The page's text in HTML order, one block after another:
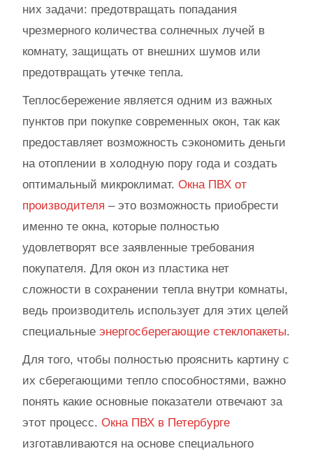
них задачи: предотвращать попадания
чрезмерного количества солнечных лучей в
комнату, защищать от внешних шумов или
предотвращать утечке тепла.
Теплосбережение является одним из важных
пунктов при покупке современных окон, так как
предоставляет возможность сэкономить деньги
на отоплении в холодную пору года и создать
оптимальный микроклимат. Окна ПВХ от
производителя – это возможность приобрести
именно те окна, которые полностью
удовлетворят все заявленные требования
покупателя. Для окон из пластика нет
сложности в сохранении тепла внутри комнаты,
ведь производитель использует для этих целей
специальные энергосберегающие стеклопакеты.
Для того, чтобы полностью прояснить картину с
их сберегающими тепло способностями, важно
понять какие основные показатели отвечают за
этот процесс. Окна ПВХ в Петербурге
изготавливаются на основе специального